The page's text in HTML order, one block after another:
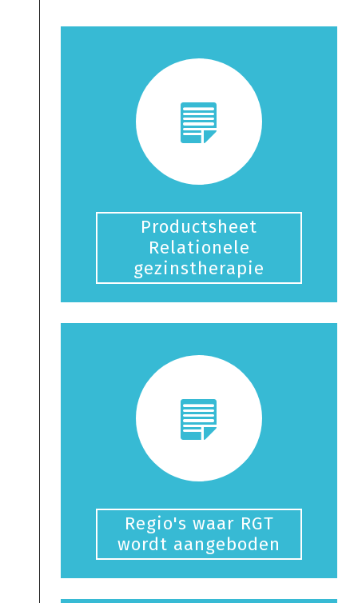
Productsheet
Relationele
gezinstherapie
Regio's waar RGT
wordt aangeboden